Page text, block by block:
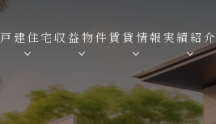
戸建住宅収益物件 賃貸情報 実績紹介